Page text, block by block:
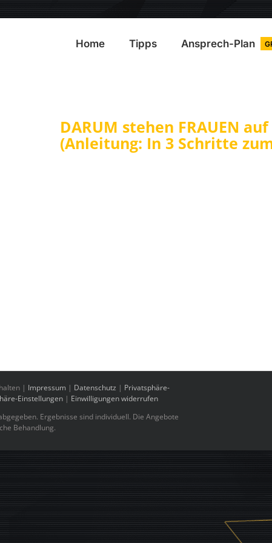
Home Tipps Ansprech-Plan
DARUM stehen FRAUEN
(Anleitung: In 3 Schritte
| Impressum | Datenschutz | Privatsphäre-
Einstellungen | Einwilligungen widerrufen
Ergebnisse sind individuell. Die Angebote
Behandlung.